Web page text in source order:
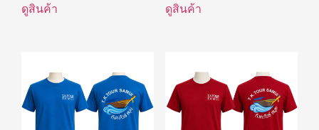
ดูสินค้า ดูสินค้า